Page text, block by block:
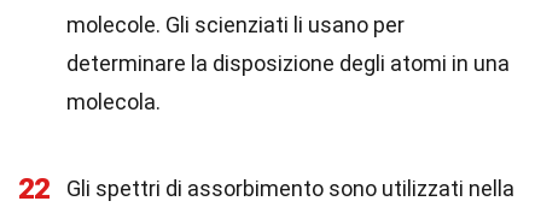
molecole. Gli scienziati li usano per
determinare la disposizione degli atomi in una
molecola.
22
Gli spettri di assorbimento sono utilizzati nella